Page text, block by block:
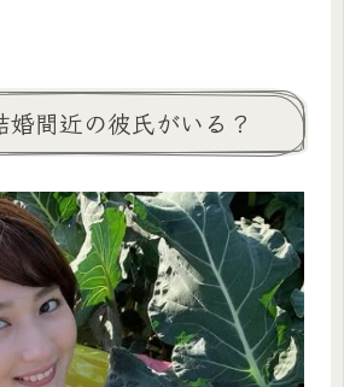
婚間近の彼氏がいる？